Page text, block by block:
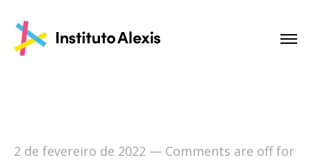
2 de fevereiro de 2022 — Comments are off for